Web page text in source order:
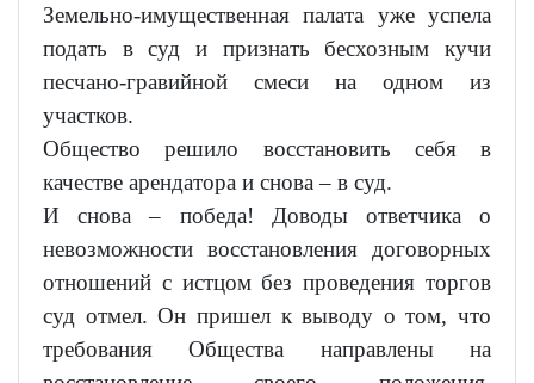
Земельно-имущественная палата уже успела
подать в суд и признать бесхозным кучи
песчано-гравийной смеси на одном из
участков.
Общество решило восстановить себя в
качестве арендатора и снова – в суд.
И снова – победа! Доводы ответчика о
невозможности восстановления договорных
отношений с истцом без проведения торгов
суд отмел. Он пришел к выводу о том, что
требования Общества направлены на